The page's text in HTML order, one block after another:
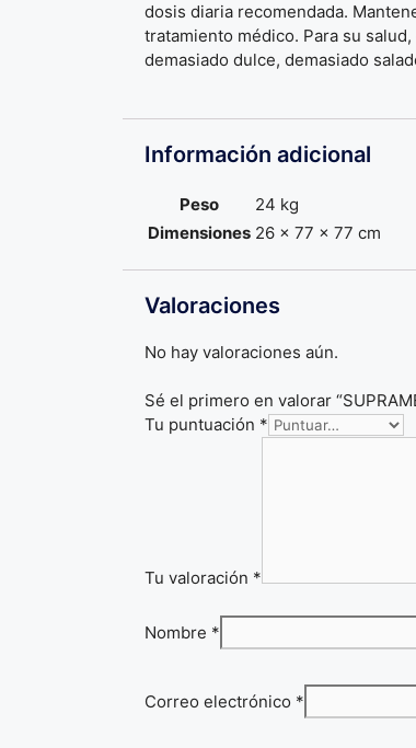
dosis diaria recomendada.
tratamiento médico. Para su
demasiado dulce, demasiado
Información adicional
Peso
24 kg
Dimensiones 26 × 77 × 77 cm
Valoraciones
No hay valoraciones aún.
Sé el primero en valorar
Tu puntuación *
Tu valoración *
Nombre *
Correo electrónico *